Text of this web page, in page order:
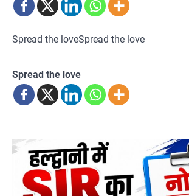
Spread the loveSpread the love
Spread the love